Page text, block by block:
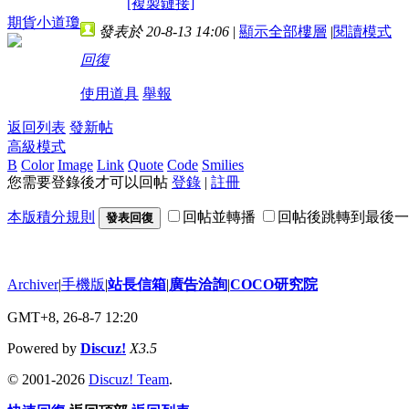
期貨小道瓊
發表於 20-8-13 14:06 | 顯示全部樓層 |閱讀模式
回復
使用道具 舉報
返回列表 發新帖
高級模式
B Color Image Link Quote Code Smilies
您需要登錄後才可以回帖 登錄 | 註冊
本版積分規則 發表回復 回帖並轉播 回帖後跳轉到最後
Archiver|手機版|站長信箱|廣告洽詢|COCO研究院
GMT+8, 26-8-7 12:20
Powered by Discuz! X3.5
© 2001-2026 Discuz! Team.